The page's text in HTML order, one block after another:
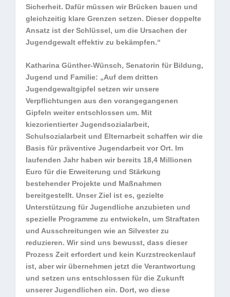
Sicherheit. Dafür müssen wir Brücken bauen und
gleichzeitig klare Grenzen setzen. Dieser doppelte
Ansatz ist der Schlüssel, um die Ursachen der
Jugendgewalt effektiv zu bekämpfen.“
Katharina Günther-Wünsch, Senatorin für Bildung,
Jugend und Familie: „Auf dem dritten
Jugendgewaltgipfel setzen wir unsere
Verpflichtungen aus den vorangegangenen
Gipfeln weiter entschlossen um. Mit
kiezorientierter Jugendsozialarbeit,
Schulsozialarbeit und Elternarbeit schaffen wir die
Basis für präventive Jugendarbeit vor Ort. Im
laufenden Jahr haben wir bereits 18,4 Millionen
Euro für die Erweiterung und Stärkung
bestehender Projekte und Maßnahmen
bereitgestellt. Unser Ziel ist es, gezielte
Unterstützung für Jugendliche anzubieten und
spezielle Programme zu entwickeln, um Straftaten
und Ausschreitungen wie an Silvester zu
reduzieren. Wir sind uns bewusst, dass dieser
Prozess Zeit erfordert und kein Kurzstreckenlauf
ist, aber wir übernehmen jetzt die Verantwortung
und setzen uns entschlossen für die Zukunft
unserer Jugendlichen ein. Dort, wo diese